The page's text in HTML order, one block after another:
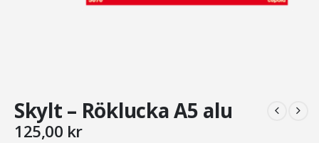
Skylt – Röklucka A5 alu
125,00 kr